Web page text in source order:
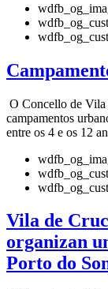
O Concello de Vila
campamentos
entre os 4 e os 12
Vila de
organizan
Porto do